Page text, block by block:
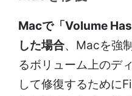
Macで「Volume
した場合、Macを強
るボリューム上のデ
して修復するために